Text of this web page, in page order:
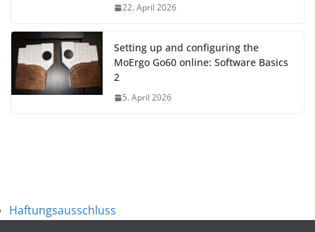
22. April 2026
Setting up and configuring the
MoErgo Go60 online: Software Basics
2
5. April 2026
Haftungsausschluss